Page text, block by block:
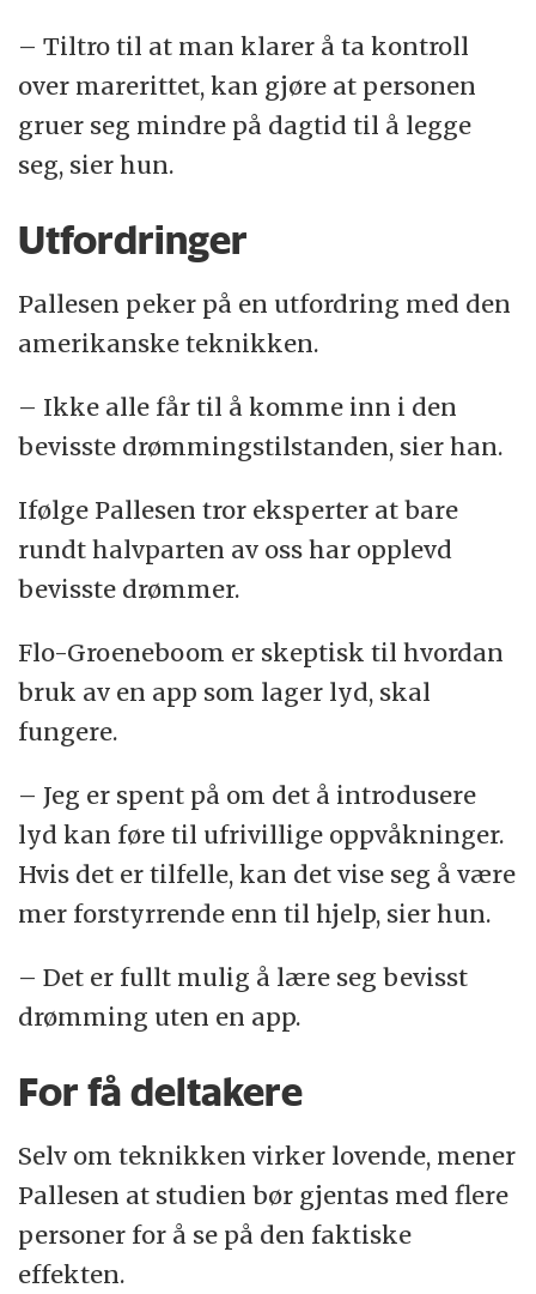
– Tiltro til at man klarer å ta kontroll
over marerittet, kan gjøre at personen
gruer seg mindre på dagtid til å legge
seg, sier hun.
Utfordringer
Pallesen peker på en utfordring med den
amerikanske teknikken.
– Ikke alle får til å komme inn i den
bevisste drømmingstilstanden, sier han.
Ifølge Pallesen tror eksperter at bare
rundt halvparten av oss har opplevd
bevisste drømmer.
Flo-Groeneboom er skeptisk til hvordan
bruk av en app som lager lyd, skal
fungere.
– Jeg er spent på om det å introdusere
lyd kan føre til ufrivillige oppvåkninger.
Hvis det er tilfelle, kan det vise seg å være
mer forstyrrende enn til hjelp, sier hun.
– Det er fullt mulig å lære seg bevisst
drømming uten en app.
For få deltakere
Selv om teknikken virker lovende, mener
Pallesen at studien bør gjentas med flere
personer for å se på den faktiske
effekten.